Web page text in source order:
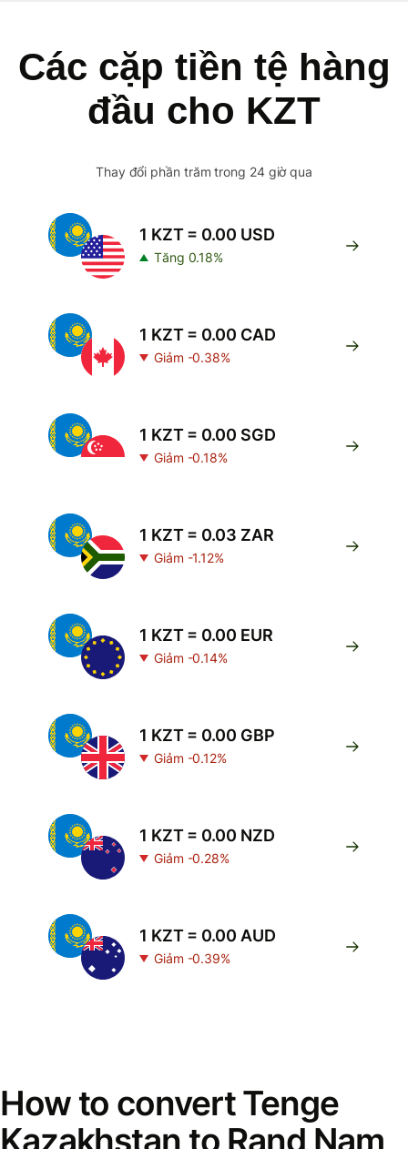
Các cặp tiền tệ hàng
đầu cho KZT
Thay đổi phần trăm trong 24 giờ qua
1 KZT = 0.00 USD
Tăng 0.18%
1 KZT = 0.00 CAD
Giảm -0.38%
1 KZT = 0.00 SGD
Giảm -0.18%
1 KZT = 0.03 ZAR
Giảm -1.12%
1 KZT = 0.00 EUR
Giảm -0.14%
1 KZT = 0.00 GBP
Giảm -0.12%
1 KZT = 0.00 NZD
Giảm -0.28%
1 KZT = 0.00 AUD
Giảm -0.39%
How to convert Tenge
Kazakhstan to Rand Nam